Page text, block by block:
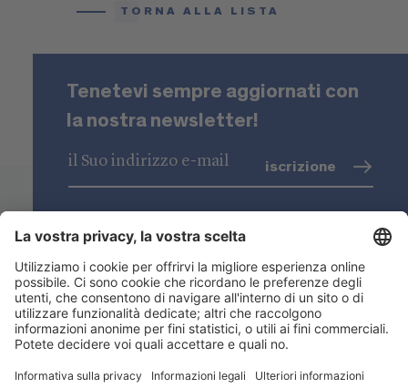
TORNA ALLA LISTA
Tenetevi sempre aggiornati con
la nostra newsletter!
iscrizione
Niederstätter SpA
Sedi